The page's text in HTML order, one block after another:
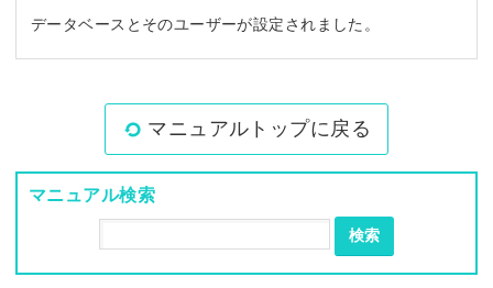
データベースとそのユーザーが設定されました。
マニュアルトップに戻る
マニュアル検索
検索